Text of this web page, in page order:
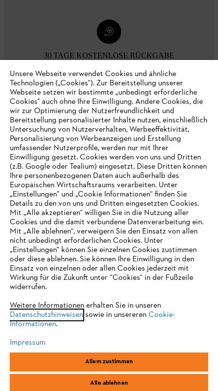
30 TAGE KOSTENLOSE RÜCKGABE
Zahlungsmöglichkeiten
Unternehmen
Online Shop
Service
Allgemeine Geschäftsbedingungen
Impressum Cookies Rechtliche Informationen
STIHL Vertriebszentrale AG & Co. KG, D-64807 Dieburg
IHR BROWSER WIRD NICHT
UNTERSTÜTZT
eine optimale Nutzung unserer Seite empfehlen wir Ihnen, zu
einem der folgenden Browser zu wechseln:
Firefox Chrome
Unsere Webseite verwendet Cookies und ähnliche
Technologien („Cookies“). Zur Bereitstellung unserer
Webseite setzen wir bestimmte „unbedingt erforderliche
Cookies" auch ohne Ihre Einwilligung. Andere Cookies, die
wir zur Optimierung der Nutzerfreundlichkeit und
Bereitstellung personalisierter Inhalte nutzen, einschließlich
Untersuchung von Nutzerverhalten, Werbeeffektivität,
Personalisierung von Werbeanzeigen und Erstellung
umfassender Nutzerprofile, werden nur mit Ihrer
Einwilligung gesetzt. Cookies werden von uns und Dritten
(z.B. Google oder Tealium) eingesetzt. Diese Dritten können
Ihre personenbezogenen Daten auch außerhalb des
Europäischen Wirtschaftsraums verarbeiten. Unter
„Einstellungen" und „Cookie Informationen“ finden Sie
Details zu den von uns und Dritten eingesetzten Cookies.
Mit „Alle akzeptieren“ willigen Sie in die Nutzung aller
Cookies und die damit verbundene Datenverarbeitung ein.
Mit „Alle ablehnen“, verweigern Sie den Einsatz von allen
nicht unbedingt erforderlichen Cookies. Unter
„Einstellungen“ können Sie einzelnen Cookies zustimmen
oder diese ablehnen. Sie können Ihre Einwilligung in den
Einsatz von einzelnen oder allen Cookies jederzeit mit
Wirkung für die Zukunft unter “Cookies“ in der Fußzeile
widerrufen.
Weitere Informationen erhalten Sie in unseren
Datenschutzhinweisensowie in unsereren Cookie-
Informationen.
Impressum
Allem zustimmen
Alle ablehnen